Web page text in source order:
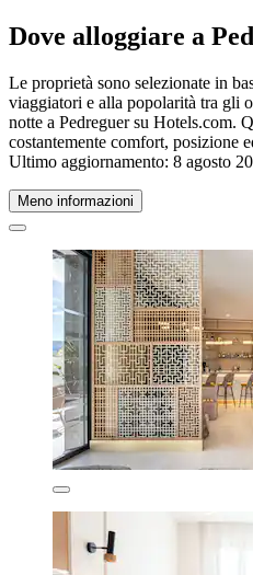
Dove alloggiare a
Le proprietà sono selezionate in
viaggiatori e alla popolarità tra gli
notte a Pedreguer su Hotels.com.
costantemente comfort, posizione
Ultimo aggiornamento: 8 agosto
Meno informazioni